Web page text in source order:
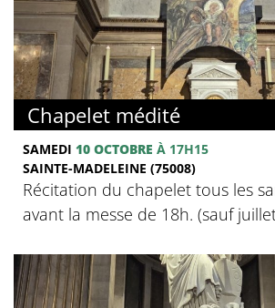
Chapelet médité
SAMEDI 10 OCTOBRE À 17H15
SAINTE-MADELEINE (75008)
Récitation du chapelet tous les
avant la messe de 18h. (sauf